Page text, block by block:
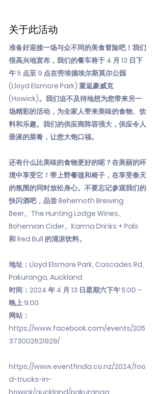
关于此活动
准备好迎接一场与众不同的美食冒险吧！我们
很高兴地宣布，我们的餐车将于 4 月 13 日下
午 5 点至 9 点在劳埃德埃尔斯莫尔公园
(Lloyd Elsmore Park) 重返豪威克
(Howick)。我们迫不及待地想为您带来另一
场精彩的活动，为全家人带来美味的食物、饮
料和乐趣。我们的供应商阵容强大，供应令人
垂涎的菜肴，让您大饱口福。
还有什么比美味的食物更好的呢？在美丽的环
境中享受它！带上野餐毯和椅子，在享受春天
的氛围的同时放松身心。不要忘记参观我们的
快闪酒吧，品尝 Behemoth Brewing
Beer、The Hunting Lodge Wines、
Bohemian Cider、Karma Drinks + Pals
和 Red Bull 的清凉饮料。
地址：Lloyd Elsmore Park, Cascades Rd,
Pakuranga, Auckland
时间：2024 年 4 月 13 日星期六下午 5:00 –
晚上 9:00
网站：
https://www.facebook.com/events/205
373002621929/
https://www.eventfinda.co.nz/2024/foo
d-trucks-in-
howick/auckland/pakuranga